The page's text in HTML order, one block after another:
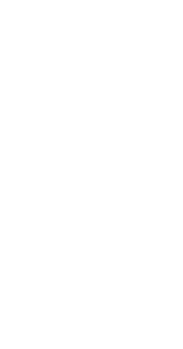
фильтрации.
пылесосами с
доставкой в